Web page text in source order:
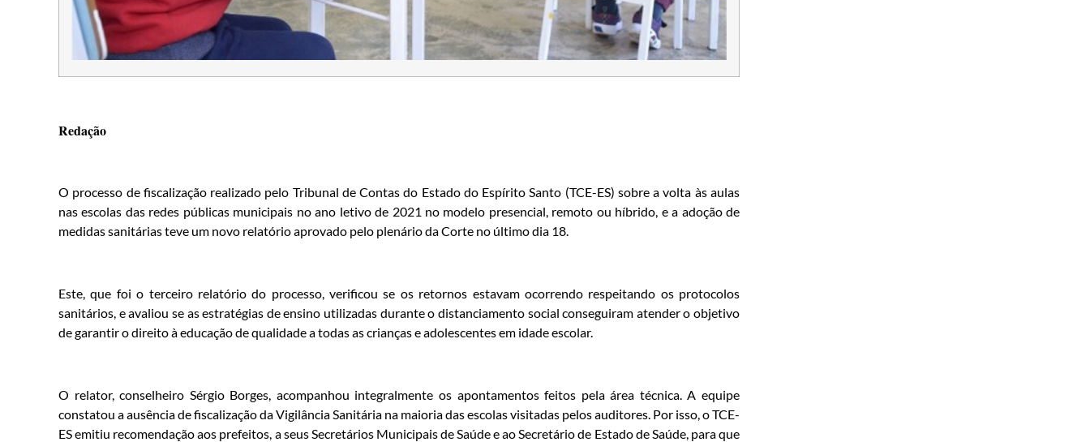
Redação
O processo de fiscalização realizado pelo Tribunal de Contas do Estado do Espírito Santo (TCE-ES) sobre a volta às aulas
nas escolas das redes públicas municipais no ano letivo de 2021 no modelo presencial, remoto ou híbrido, e a adoção de
medidas sanitárias teve um novo relatório aprovado pelo plenário da Corte no último dia 18.
Este, que foi o terceiro relatório do processo, verificou se os retornos estavam ocorrendo respeitando os protocolos
sanitários, e avaliou se as estratégias de ensino utilizadas durante o distanciamento social conseguiram atender o objetivo
de garantir o direito à educação de qualidade a todas as crianças e adolescentes em idade escolar.
O relator, conselheiro Sérgio Borges, acompanhou integralmente os apontamentos feitos pela área técnica. A equipe
constatou a ausência de fiscalização da Vigilância Sanitária na maioria das escolas visitadas pelos auditores. Por isso, o TCE-
ES emitiu recomendação aos prefeitos, a seus Secretários Municipais de Saúde e ao Secretário de Estado de Saúde, para que